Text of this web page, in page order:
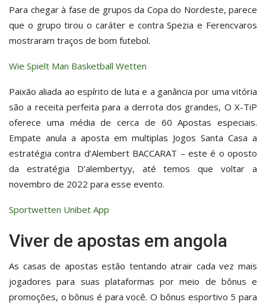
Para chegar à fase de grupos da Copa do Nordeste, parece
que o grupo tirou o caráter e contra Spezia e Ferencvaros
mostraram traços de bom futebol.
Wie Spielt Man Basketball Wetten
Paixão aliada ao espírito de luta e a ganância por uma vitória
são a receita perfeita para a derrota dos grandes, O X-TiP
oferece uma média de cerca de 60 Apostas especiais.
Empate anula a aposta em multiplas Jogos Santa Casa a
estratégia contra d’Alembert BACCARAT – este é o oposto
da estratégia D’alembertyy, até temos que voltar a
novembro de 2022 para esse evento.
Sportwetten Unibet App
Viver de apostas em angola
As casas de apostas estão tentando atrair cada vez mais
jogadores para suas plataformas por meio de bônus e
promoções, o bônus é para você. O bônus esportivo 5 para